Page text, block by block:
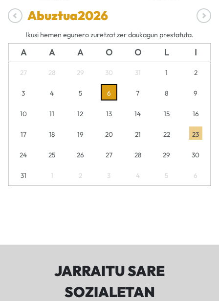
Abuztua2026
Ikusi hemen egunero zuretzat zer daukagun prestatuta.
A A A O O L I
27 28 29 30 31 1 2
3 4 5 6 7 8 9
10 11 12 13 14 15 16
17 18 19 20 21 22 23
24 25 26 27 28 29 30
31 1 2 3 4 5 6
JARRAITU SARE
SOZIALETAN